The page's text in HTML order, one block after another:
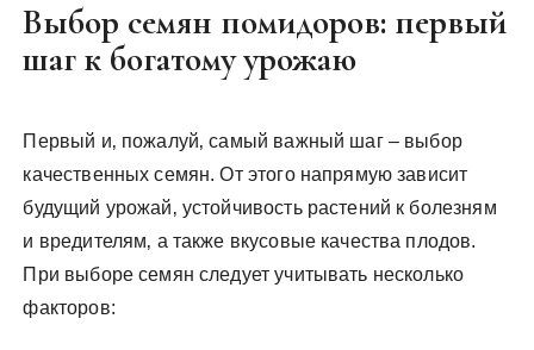
Выбор семян помидоров: первый
шаг к богатому урожаю
Первый и‚ пожалуй‚ самый важный шаг – выбор
качественных семян. От этого напрямую зависит
будущий урожай‚ устойчивость растений к болезням
и вредителям‚ а также вкусовые качества плодов.
При выборе семян следует учитывать несколько
факторов: